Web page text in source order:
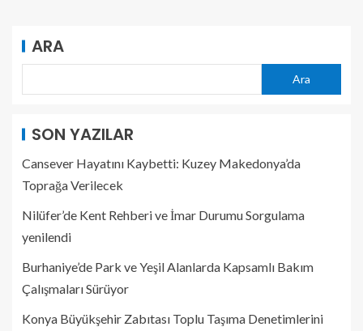
ARA
Ara
SON YAZILAR
Cansever Hayatını Kaybetti: Kuzey Makedonya’da
Toprağa Verilecek
Nilüfer’de Kent Rehberi ve İmar Durumu Sorgulama
yenilendi
Burhaniye’de Park ve Yeşil Alanlarda Kapsamlı Bakım
Çalışmaları Sürüyor
Konya Büyükşehir Zabıtası Toplu Taşıma Denetimlerini